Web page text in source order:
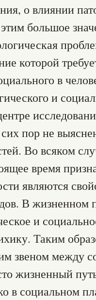
о влиянии
большое
которой
в
и
пор не
Во всяком
время
являются
В жизненном
и
Таким
звеном между
жизненный
в социальном